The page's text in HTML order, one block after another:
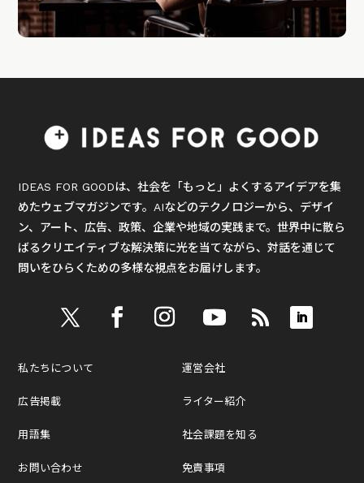
IDEAS FOR GOODは、社会を「もっと」よくするアイデアを集
めたウェブマガジンです。AIなどのテクノロジーから、デザイ
ン、アート、広告、政策、企業や地域の実践まで。世界中に散ら
ばるクリエイティブな解決策に光を当てながら、対話を通じて
問いをひらくための多様な視点をお届けします。
私たちについて
広告掲載
用語集
お問い合わせ
運営会社
ライター紹介
社会課題を知る
免責事項